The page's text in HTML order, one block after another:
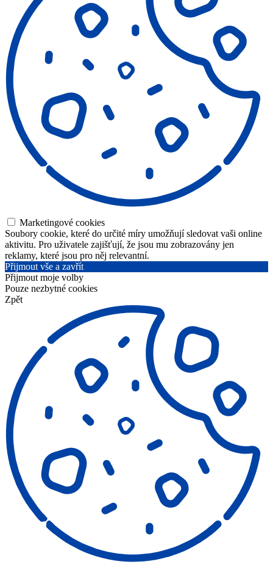
Marketingové cookies
Soubory cookie, které do určité míry umožňují sledovat vaši online
aktivitu. Pro uživatele zajišťují, že jsou mu zobrazovány jen
reklamy, které jsou pro něj relevantní.
Přijmout vše a zavřít
Přijmout moje volby
Pouze nezbytné cookies
Zpět